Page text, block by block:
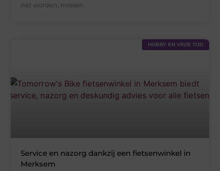
nat worden, missen
HOBBY EN VRIJE TIJD
Service en nazorg dankzij een fietsenwinkel in
Merksem